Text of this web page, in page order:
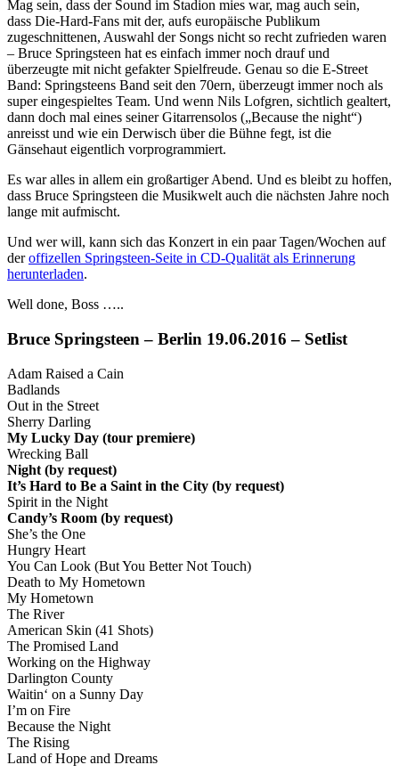
Mag sein, dass der Sound im Stadion mies war, mag auch sein,
dass Die-Hard-Fans mit der, aufs europäische Publikum
zugeschnittenen, Auswahl der Songs nicht so recht zufrieden waren
– Bruce Springsteen hat es einfach immer noch drauf und
überzeugte mit nicht gefakter Spielfreude. Genau so die E-Street
Band: Springsteens Band seit den 70ern, überzeugt immer noch als
super eingespieltes Team. Und wenn Nils Lofgren, sichtlich gealtert,
dann doch mal eines seiner Gitarrensolos („Because the night“)
anreisst und wie ein Derwisch über die Bühne fegt, ist die
Gänsehaut eigentlich vorprogrammiert.
Es war alles in allem ein großartiger Abend. Und es bleibt zu hoffen,
dass Bruce Springsteen die Musikwelt auch die nächsten Jahre noch
lange mit aufmischt.
Und wer will, kann sich das Konzert in ein paar Tagen/Wochen auf
deroffizellen Springsteen-Seite in CD-Qualität als Erinnerung
herunterladen.
Well done, Boss …..
Bruce Springsteen – Berlin 19.06.2016 – Setlist
Adam Raised a Cain
Badlands
Out in the Street
Sherry Darling
My Lucky Day (tour premiere)
Wrecking Ball
Night (by request)
It’s Hard to Be a Saint in the City (by request)
Spirit in the Night
Candy’s Room (by request)
She’s the One
Hungry Heart
You Can Look (But You Better Not Touch)
Death to My Hometown
My Hometown
The River
American Skin (41 Shots)
The Promised Land
Working on the Highway
Darlington County
Waitin‘ on a Sunny Day
I’m on Fire
Because the Night
The Rising
Land of Hope and Dreams